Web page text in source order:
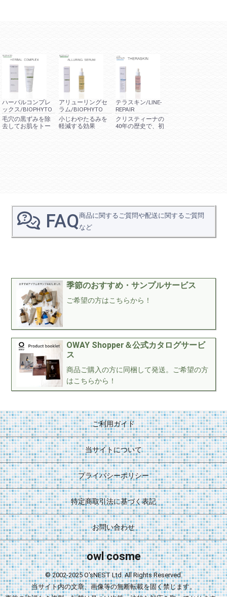
ハーバルコンプレ
ックス/BIOPHYTO
毛穴の黒ずみを除
去してお肌をトー
アリューリングセ
ラム/BIOPHYTO
小じわやたるみを
軽減する効果
テラスキン/LINE-
REPAIR
クリスティーナの
40年の歴史で、初
FAQ商品に関するご質問や配送に関するご質問
など
季節のおすすめ・サンプルサービス
ご希望の方はこちらから！
OWAY Shopper＆公式カタログサービ
ス
商品ご購入の方に同梱して発送。ご希望の方
はこちらから！
ご利用ガイド
当サイトについて
プライバシーポリシー
特定商取引法に基づく表記
お問い合わせ
owl cosme
© 2002-2025 O'sNEST Ltd. All Rights Reserved.
当サイト内の文章、画像等の無断転載を固く禁じます。